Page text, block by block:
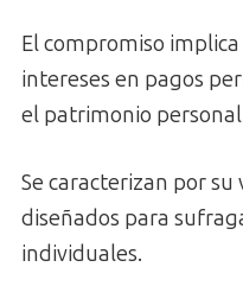
El compromiso
intereses en pagos
el patrimonio
Se caracterizan por
diseñados para
individuales.